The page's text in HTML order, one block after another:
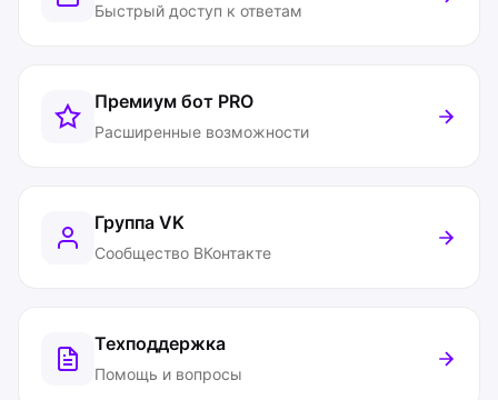
Быстрый доступ к ответам
Премиум бот PRO
Расширенные возможности
Группа VK
Сообщество ВКонтакте
Техподдержка
Помощь и вопросы